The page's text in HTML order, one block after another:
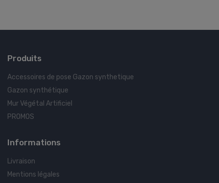
Produits
Accessoires de pose Gazon synthetique
Gazon synthétique
Mur Végétal Artificiel
PROMOS
Informations
Livraison
Mentions légales